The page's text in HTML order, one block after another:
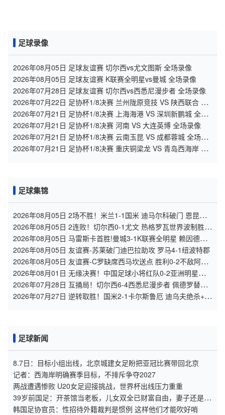
足球录像
2026年08月05日 足球友谊赛 切尔西vs尤文图斯 全场录像
2026年08月05日 足球友谊赛 K联赛全明星vs曼城 全场录像
2026年07月28日 足球友谊赛 切尔西vs西悉尼漫步者 全场录像
2026年07月22日 足协杯1/8决赛 兰州陇原竞技 VS 陕西联合 全
场录像
2026年07月21日 足协杯1/8决赛 上海海港 VS 深圳新鹏城 全场
录像
2026年07月21日 足协杯1/8决赛 河南 VS 大连英博 全场录像
2026年07月21日 足协杯1/8决赛 云南玉昆 VS 成都蓉城 全场录
像
2026年07月21日 足协杯1/8决赛 重庆铜梁龙 VS 青岛西海岸 全
足球集锦
2026年08月05日 2场不胜！米兰1-1国米 迪马尔科破门 恩昆库
造点+点射拉莫斯登场
2026年08月05日 2连败！切尔西0-1尤文 热格罗瓦世界波制胜穆
德里克时隔614天复出
2026年08月05日 马雷斯卡首胜!曼城3-1K联赛全明星 赖因德斯
努里破门塞梅尼奥助攻
2026年08月05日 友谊赛-苏莱破门迪巴拉助攻 罗马4-1纽波特郡
2026年08月05日 友谊赛-C罗缺席西马坎送点 胜利0-2不敌阿尔
梅里亚
2026年08月01日 无缘决赛！中国足球小将红队0-2亚洲明星联，
后者决赛战杭州足管
2026年07月28日 互捅局！切尔西6-4西悉尼漫步者 佩德罗替补3
射1传阿隆索开门红
2026年07月27日 逆转取胜！国米2-1卡尔斯鲁厄 迪乌夫绝杀+双
足球新闻
8.7日：目标小组出线，北京城建女足盼把亚冠比赛带回北京
记者：西海岸明确赛季目标，不排斥争夺2027
两战遭遇惨败 U20女足迎接挑战，世界杯出线压力重重
39岁前国足：开茶馆当老板，儿女双全已财富自由，妻子还是黄
圣依朋友
韩国足协官员：性招待外籍裁判是惯例 这样他们才能吹好哨